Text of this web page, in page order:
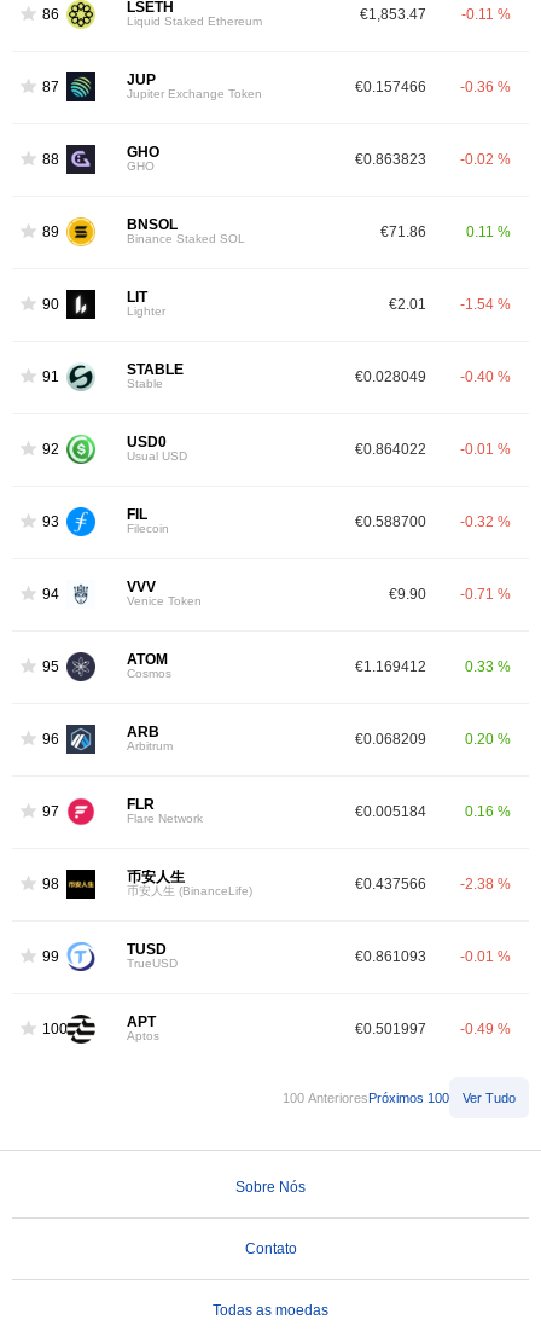
86 LSETH
Liquid Staked Ethereum €1,853.47 -0.11 %
87 JUP
Jupiter Exchange Token €0.157466 -0.36 %
88 GHO
GHO €0.863823 -0.02 %
89 BNSOL
Binance Staked SOL €71.86 0.11 %
90 LIT
Lighter €2.01 -1.54 %
91 STABLE
Stable €0.028049 -0.40 %
92 USD0
Usual USD €0.864022 -0.01 %
93 FIL
Filecoin €0.588700 -0.32 %
94 VVV
Venice Token €9.90 -0.71 %
95 ATOM
Cosmos €1.169412 0.33 %
96 ARB
Arbitrum €0.068209 0.20 %
97 FLR
Flare Network €0.005184 0.16 %
98 币安人生
币安人生 (BinanceLife) €0.437566 -2.38 %
99 TUSD
TrueUSD €0.861093 -0.01 %
100 APT
Aptos €0.501997 -0.49 %
100 AnterioresPróximos 100 Ver Tudo
Sobre Nós
Contato
Todas as moedas